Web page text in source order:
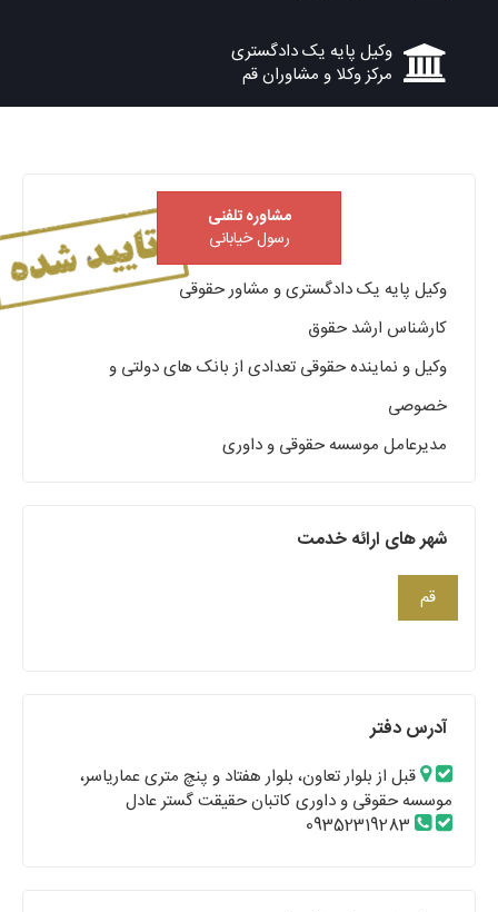
وکیل پایه یک دادگستری
مرکز وکلا و مشاوران قم
مشاوره تلفنی
رسول خیابانی
وکیل پایه یک دادگستری و مشاور حقوقی
کارشناس ارشد حقوق
وکیل و نماینده حقوقی تعدادی از بانک های دولتی و
خصوصی
مدیرعامل موسسه حقوقی و داوری
شهر های ارائه خدمت
قم
آدرس دفتر
قبل از بلوار تعاون، بلوار هفتاد و پنچ متری عماریاسر،
موسسه حقوقی و داوری کاتبان حقیقت گستر عادل
09352319283